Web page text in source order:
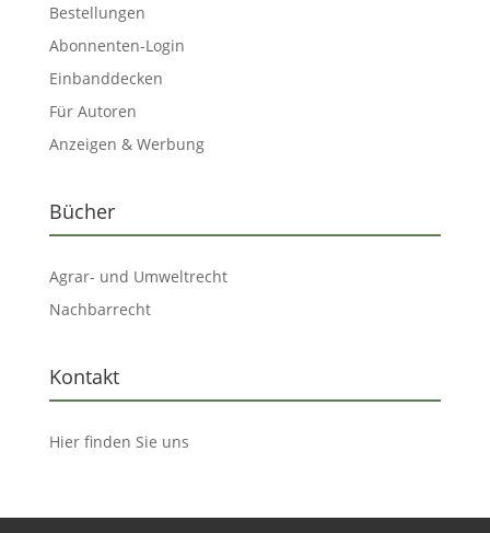
Bestellungen
Abonnenten-Login
Einbanddecken
Für Autoren
Anzeigen & Werbung
Bücher
Agrar- und Umweltrecht
Nachbarrecht
Kontakt
Hier finden Sie uns